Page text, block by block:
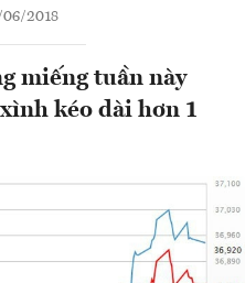
06/2018
miếng tuần này
kéo dài hơn 1